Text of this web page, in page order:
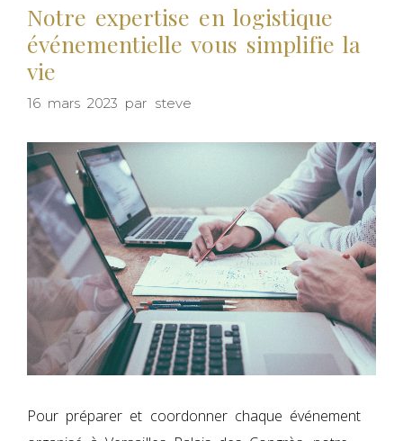
Notre expertise en logistique
événementielle vous simplifie la
vie
16 mars 2023 par steve
Pour préparer et coordonner chaque événement